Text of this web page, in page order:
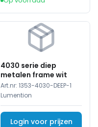
4030 serie diep
metalen frame wit
Art.nr: 1353-4030-DEEP-1
Lumention
Login voor prijzen